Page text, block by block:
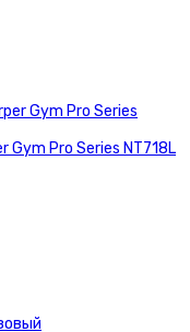
Pro Series NT718L